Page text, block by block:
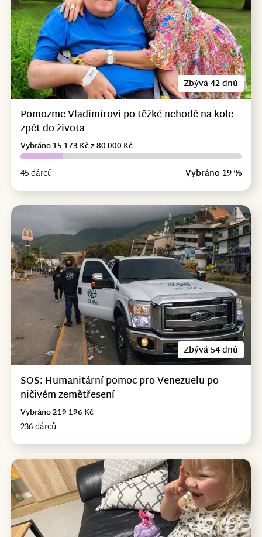
Zbývá 42 dnů
Pomozme Vladimírovi po těžké nehodě na kole
zpět do života
45 dárců Vybráno 19 %
Vybráno 15 173 Kč z 80 000 Kč
Zbývá 54 dnů
SOS: Humanitární pomoc pro Venezuelu po
ničivém zemětřesení
236 dárců
Vybráno 219 196 Kč